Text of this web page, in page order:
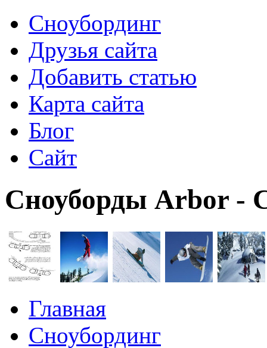
Сноубординг
Друзья сайта
Добавить статью
Карта сайта
Блог
Сайт
Сноуборды Arbor -
Главная
Сноубординг